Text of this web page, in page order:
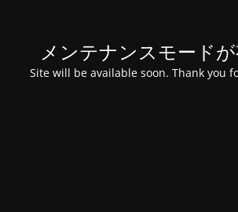
メンテナンスモード
Site will be available soon. Thank you